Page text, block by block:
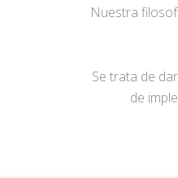
Nuestra
Se trata de
de